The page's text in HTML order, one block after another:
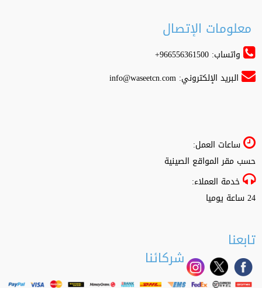
معلومات الإتصال
واتساب: 966556361500+
البريد الإلكتروني:info@waseetcn.com
ساعات العمل:
حسب مقر المواقع الصينية
خدمة العملاء:
24 ساعة يوميا
تابعنا
شركائنا